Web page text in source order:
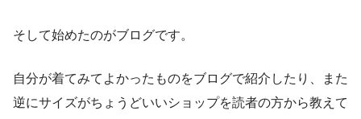
そして始めたのがブログです。
自分が着てみてよかったものをブログで紹介したり、また
逆にサイズがちょうどいいショップを読者の方から教えて